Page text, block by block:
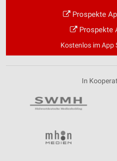
Prospekte
Prospekte
Kostenlos im App
In